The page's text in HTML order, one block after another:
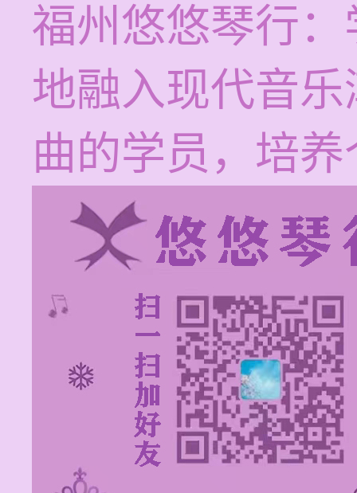
福州悠悠琴行
地融入现代音
曲的学员，培